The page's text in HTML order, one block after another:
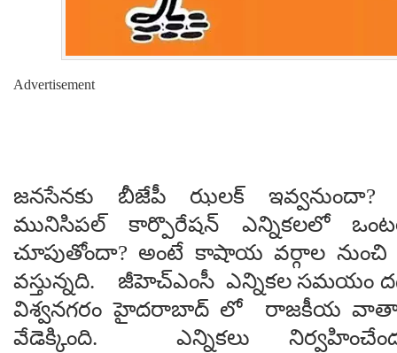
Advertisement
జనసేనకు బీజేపీ ఝలక్ ఇవ్వనుందా?
మునిసిపల్ కార్పొరేషన్ ఎన్నికలలో
చూపుతోందా? అంటే కాషాయ వర్గాల
వస్తున్నది. జీహెచ్ఎంసీ ఎన్నికల సమయం
విశ్వనగరం హైదరాబాద్ లో రాజకీయ
వేడెక్కింది. ఎన్నికలు